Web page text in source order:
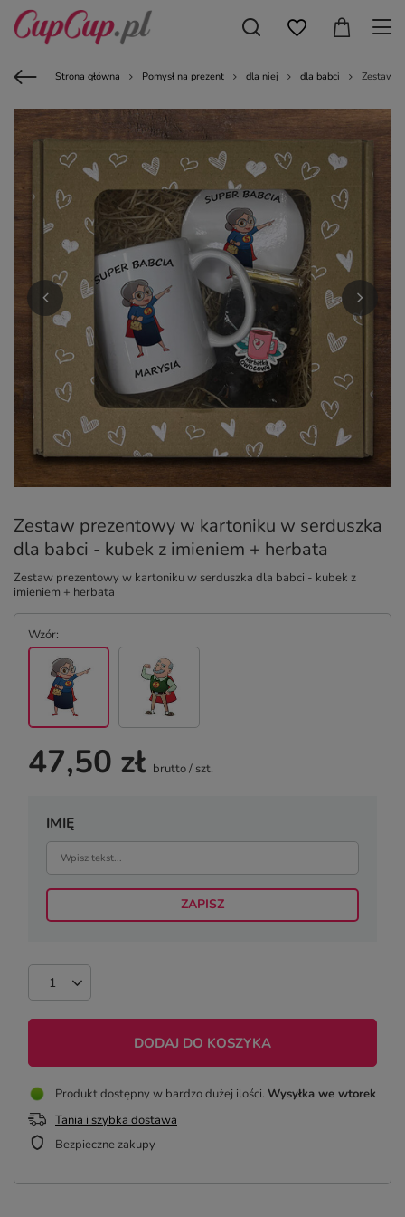
Strona główna Pomysł na prezent dla niej dla babci Zestaw
Zestaw prezentowy w kartoniku w serduszka
dla babci - kubek z imieniem + herbata
Zestaw prezentowy w kartoniku w serduszka dla babci - kubek z
imieniem + herbata
Wzór
47,50 zł brutto/ szt.
IMIĘ
ZAPISZ
DODAJ DO KOSZYKA
Produkt dostępny w bardzo dużej ilości Wysyłka we wtorek
Tania i szybka dostawa
Bezpieczne zakupy